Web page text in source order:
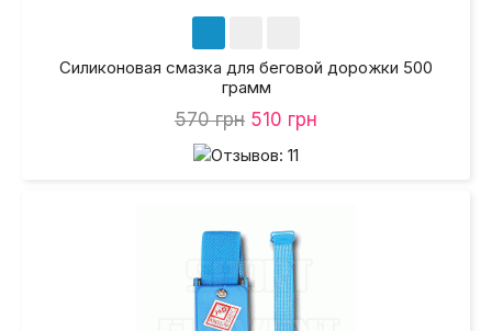
Силиконовая смазка для беговой дорожки 500
грамм
570 грн 510 грн